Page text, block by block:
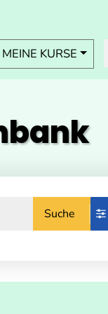
KURSE
Suche